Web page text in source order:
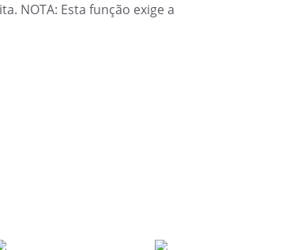
NOTA: Esta função exige a